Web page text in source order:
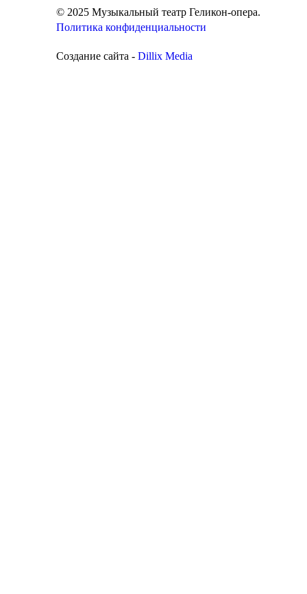
© 2025 Музыкальный театр Геликон-опера.
Политика конфиденциальности
Создание сайта - Dillix Media